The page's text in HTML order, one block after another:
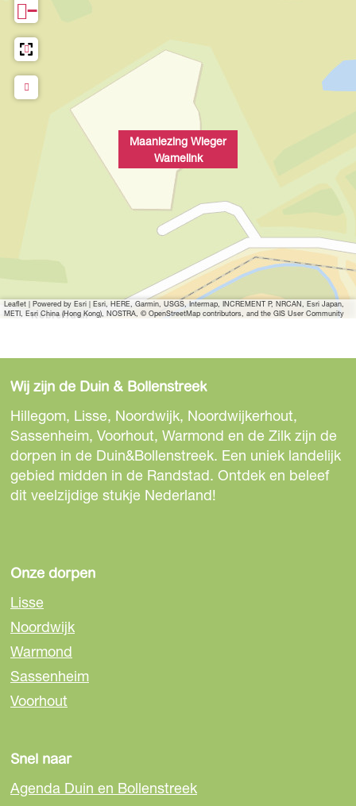
Maanlezing Wieger
Wamelink
−
Leaflet | Powered by Esri | Esri, HERE, Garmin, USGS, Intermap, INCREMENT P, NRCAN, Esri Japan,
METI, Esri China (Hong Kong), NOSTRA, © OpenStreetMap contributors, and the GIS User Community
Wij zijn de Duin & Bollenstreek
Hillegom, Lisse, Noordwijk, Noordwijkerhout,
Sassenheim, Voorhout, Warmond en de Zilk zijn de
dorpen in de Duin&Bollenstreek. Een uniek landelijk
gebied midden in de Randstad. Ontdek en beleef
dit veelzijdige stukje Nederland!
Onze dorpen
Lisse
Noordwijk
Warmond
Sassenheim
Voorhout
Snel naar
Agenda Duin en Bollenstreek